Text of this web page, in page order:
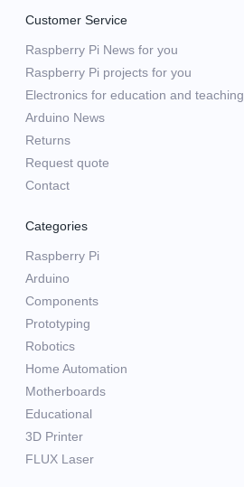
Customer Service
Raspberry Pi News for you
Raspberry Pi projects for you
Electronics for education and teaching
Arduino News
Returns
Request quote
Contact
Categories
Raspberry Pi
Arduino
Components
Prototyping
Robotics
Home Automation
Motherboards
Educational
3D Printer
FLUX Laser